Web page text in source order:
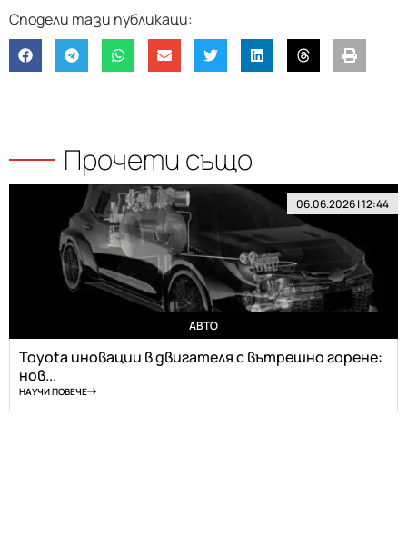
Прочети също
06.06.2026 | 12:44
АВТО
Toyota иновации в двигателя с вътрешно горене:
нов...
НАУЧИ ПОВЕЧЕ